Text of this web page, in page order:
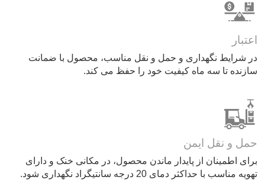
اعتبار
در شرایط نگهداری و حمل و نقل مناسب، محصول با ضمانت
سازنده تا سه ماه کیفیت خود را حفظ می کند.
حمل و نقل ایمن
برای اطمینان از پایدار ماندن محصول، در مکانی خنک و دارای
تهویه مناسب با حداکثر دمای 20 درجه سانتیگراد نگهداری شود.